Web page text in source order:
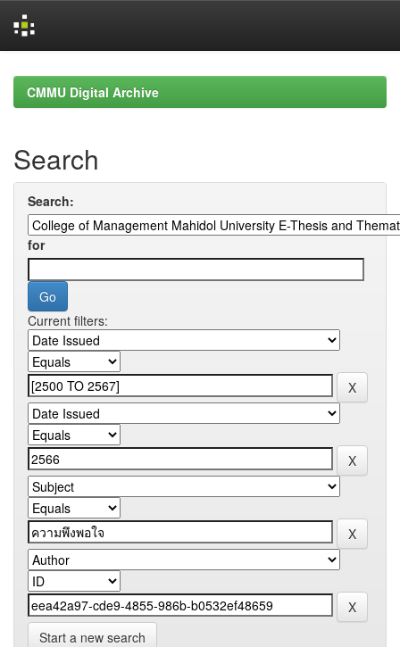
navigationCMMU Digital Archive
Search
Search:
for
Current filters:
Start a new search